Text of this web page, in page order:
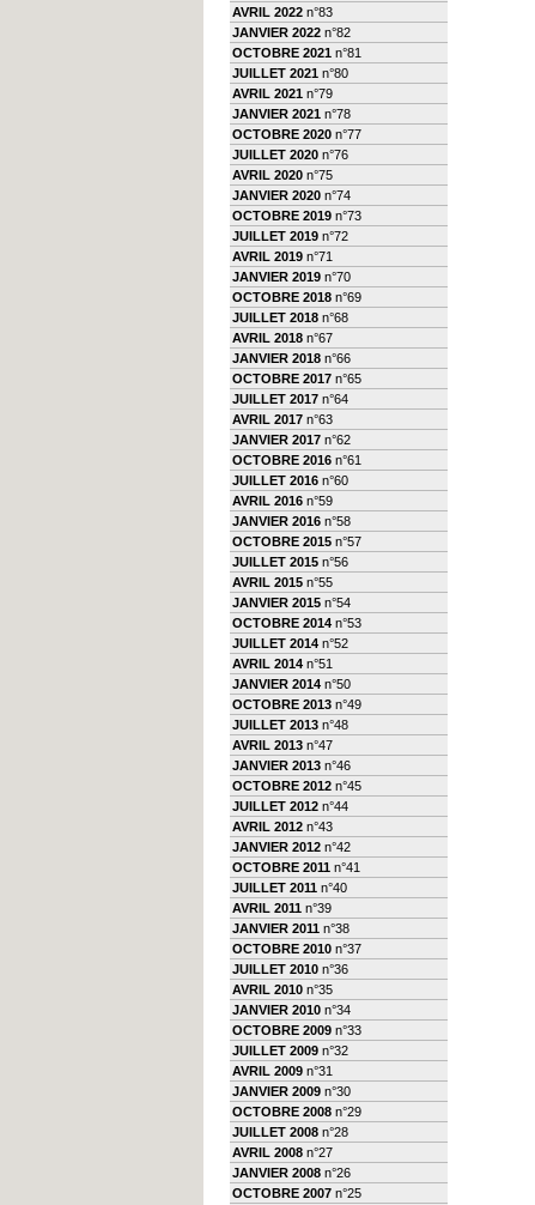
AVRIL 2022 n°83
JANVIER 2022 n°82
OCTOBRE 2021 n°81
JUILLET 2021 n°80
AVRIL 2021 n°79
JANVIER 2021 n°78
OCTOBRE 2020 n°77
JUILLET 2020 n°76
AVRIL 2020 n°75
JANVIER 2020 n°74
OCTOBRE 2019 n°73
JUILLET 2019 n°72
AVRIL 2019 n°71
JANVIER 2019 n°70
OCTOBRE 2018 n°69
JUILLET 2018 n°68
AVRIL 2018 n°67
JANVIER 2018 n°66
OCTOBRE 2017 n°65
JUILLET 2017 n°64
AVRIL 2017 n°63
JANVIER 2017 n°62
OCTOBRE 2016 n°61
JUILLET 2016 n°60
AVRIL 2016 n°59
JANVIER 2016 n°58
OCTOBRE 2015 n°57
JUILLET 2015 n°56
AVRIL 2015 n°55
JANVIER 2015 n°54
OCTOBRE 2014 n°53
JUILLET 2014 n°52
AVRIL 2014 n°51
JANVIER 2014 n°50
OCTOBRE 2013 n°49
JUILLET 2013 n°48
AVRIL 2013 n°47
JANVIER 2013 n°46
OCTOBRE 2012 n°45
JUILLET 2012 n°44
AVRIL 2012 n°43
JANVIER 2012 n°42
OCTOBRE 2011 n°41
JUILLET 2011 n°40
AVRIL 2011 n°39
JANVIER 2011 n°38
OCTOBRE 2010 n°37
JUILLET 2010 n°36
AVRIL 2010 n°35
JANVIER 2010 n°34
OCTOBRE 2009 n°33
JUILLET 2009 n°32
AVRIL 2009 n°31
JANVIER 2009 n°30
OCTOBRE 2008 n°29
JUILLET 2008 n°28
AVRIL 2008 n°27
JANVIER 2008 n°26
OCTOBRE 2007 n°25